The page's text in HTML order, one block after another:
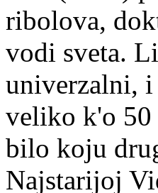
ribolova,
vodi sveta.
univerzalni, i
veliko k'o
bilo koju
Najstarijoj